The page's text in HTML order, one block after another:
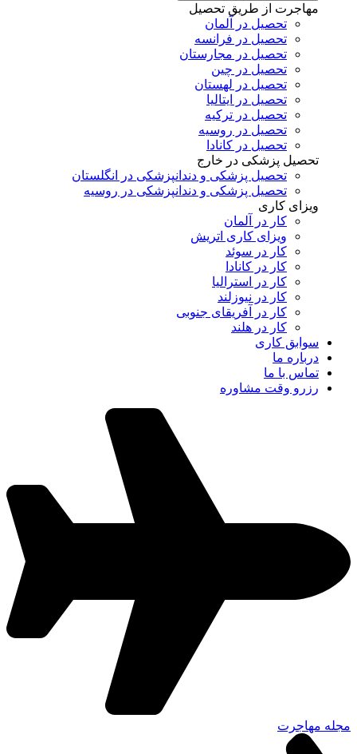
مهاجرت از طریق تحصیل
تحصیل در آلمان
تحصیل در فرانسه
تحصیل در مجارستان
تحصیل در چین
تحصیل در لهستان
تحصیل در ایتالیا
تحصیل در ترکیه
تحصیل در روسیه
تحصیل در کانادا
تحصیل پزشکی در خارج
تحصیل پزشکی و دندانپزشکی در انگلستان
تحصیل پزشکی و دندانپزشکی در روسیه
ویزای کاری
کار در آلمان
ویزای کاری اتریش
کار در سوئد
کار در کانادا
کار در استرالیا
کار در نیوزلند
کار در آفریقای جنوبی
کار در هلند
سوابق کاری
درباره ما
تماس با ما
رزرو وقت مشاوره
مجله مهاجرت